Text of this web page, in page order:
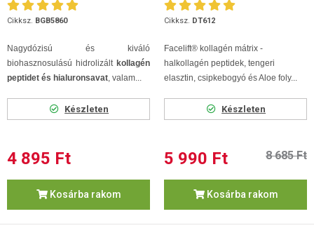
INTENSE tabletta 30db
Cikksz. BGB5860
Nagydózisú és kiváló
biohasznosulású hidrolizált kollagén
peptidet és hialuronsavat, valam...
Készleten
4 895 Ft
Kosárba rakom
Cikksz. DT612
Facelift® kollagén mátrix -
halkollagén peptidek, tengeri
elasztin, csipkebogyó és Aloe foly...
Készleten
5 990 Ft 8 685 Ft
Kosárba rakom